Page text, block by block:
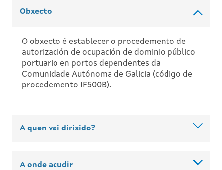
Obxecto
O obxecto é establecer o procedemento de
autorización de ocupación de dominio público
portuario en portos dependentes da
Comunidade Autónoma de Galicia (código de
procedemento IF500B).
A quen vai dirixido?
A onde acudir